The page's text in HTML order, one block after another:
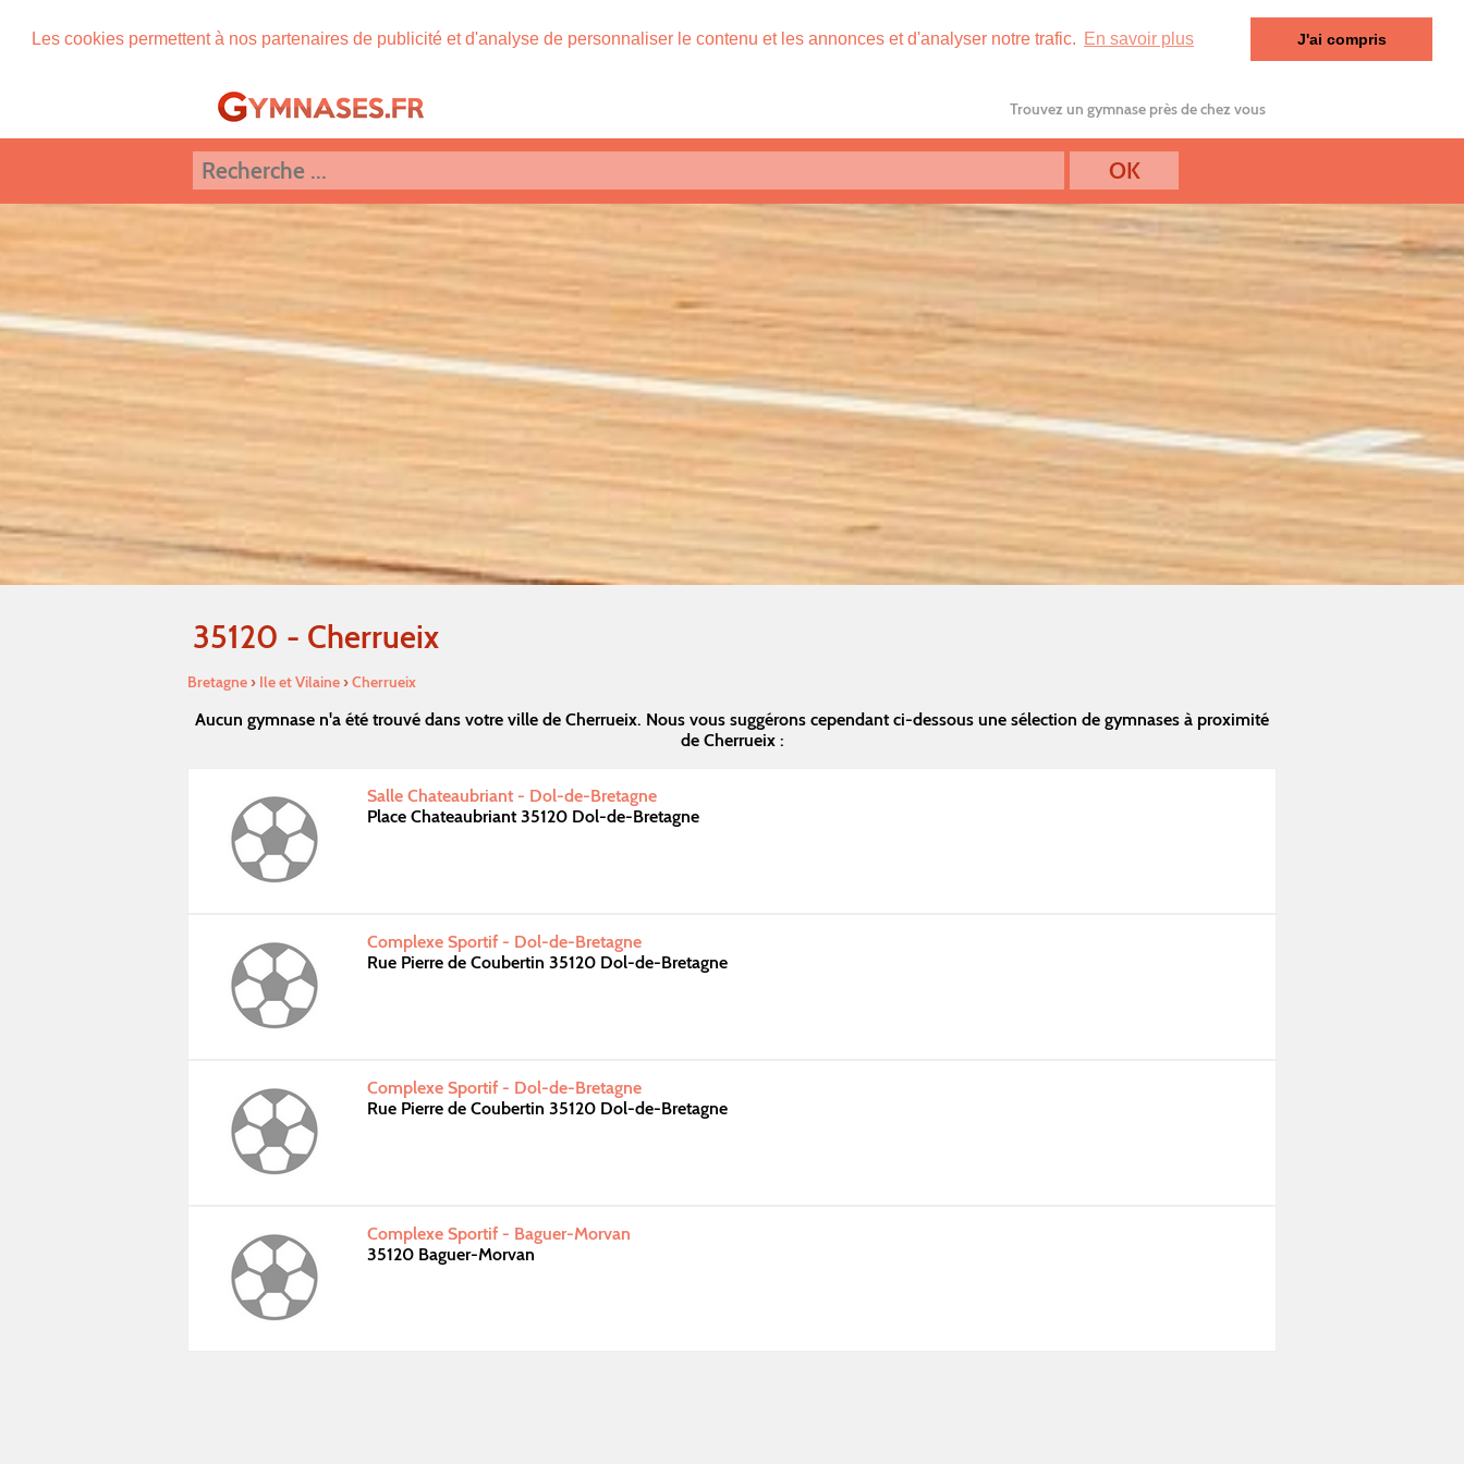
Les cookies permettent à nos partenaires de publicité et d'analyse de personnaliser le contenu et les annonces et d'analyser notre trafic. En savoir plus J'ai compris
Trouvez un gymnase près de chez vous
35120 - Cherrueix
Bretagne› Ile et Vilaine›Cherrueix
Aucun gymnase n'a été trouvé dans votre ville de Cherrueix. Nous vous suggérons cependant ci-dessous une sélection de gymnases à proximité
de Cherrueix :
Salle Chateaubriant - Dol-de-Bretagne
Place Chateaubriant 35120 Dol-de-Bretagne
Complexe Sportif - Dol-de-Bretagne
Rue Pierre de Coubertin 35120 Dol-de-Bretagne
Complexe Sportif - Dol-de-Bretagne
Rue Pierre de Coubertin 35120 Dol-de-Bretagne
Complexe Sportif - Baguer-Morvan
35120 Baguer-Morvan